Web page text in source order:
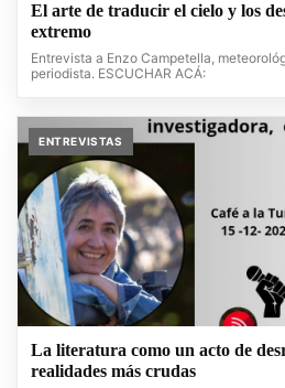
El arte de traducir el cielo y los
extremo
Entrevista a Enzo Campetella,
periodista. ESCUCHAR ACÁ:
ENTREVISTAS
La literatura como un acto de
realidades más crudas